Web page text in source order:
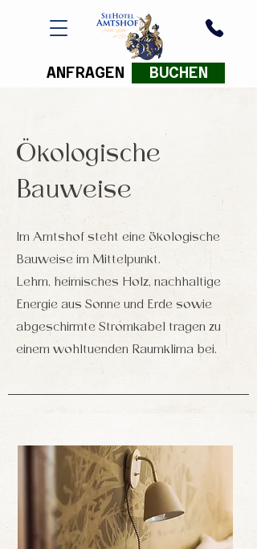
BUCHEN
ANFRAGEN
Ökologische
Bauweise
Im Amtshof steht eine ökologische
Bauweise im Mittelpunkt.
Lehm, heimisches Holz, nachhaltige
Energie aus Sonne und Erde sowie
abgeschirmte Stromkabel tragen zu
einem wohltuenden Raumklima bei.